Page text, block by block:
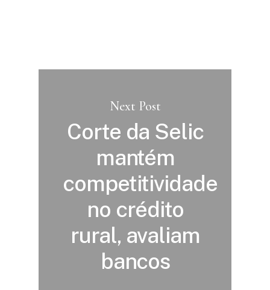
Next Post
Corte da Selic
mantém
competitividade
no crédito
rural, avaliam
bancos